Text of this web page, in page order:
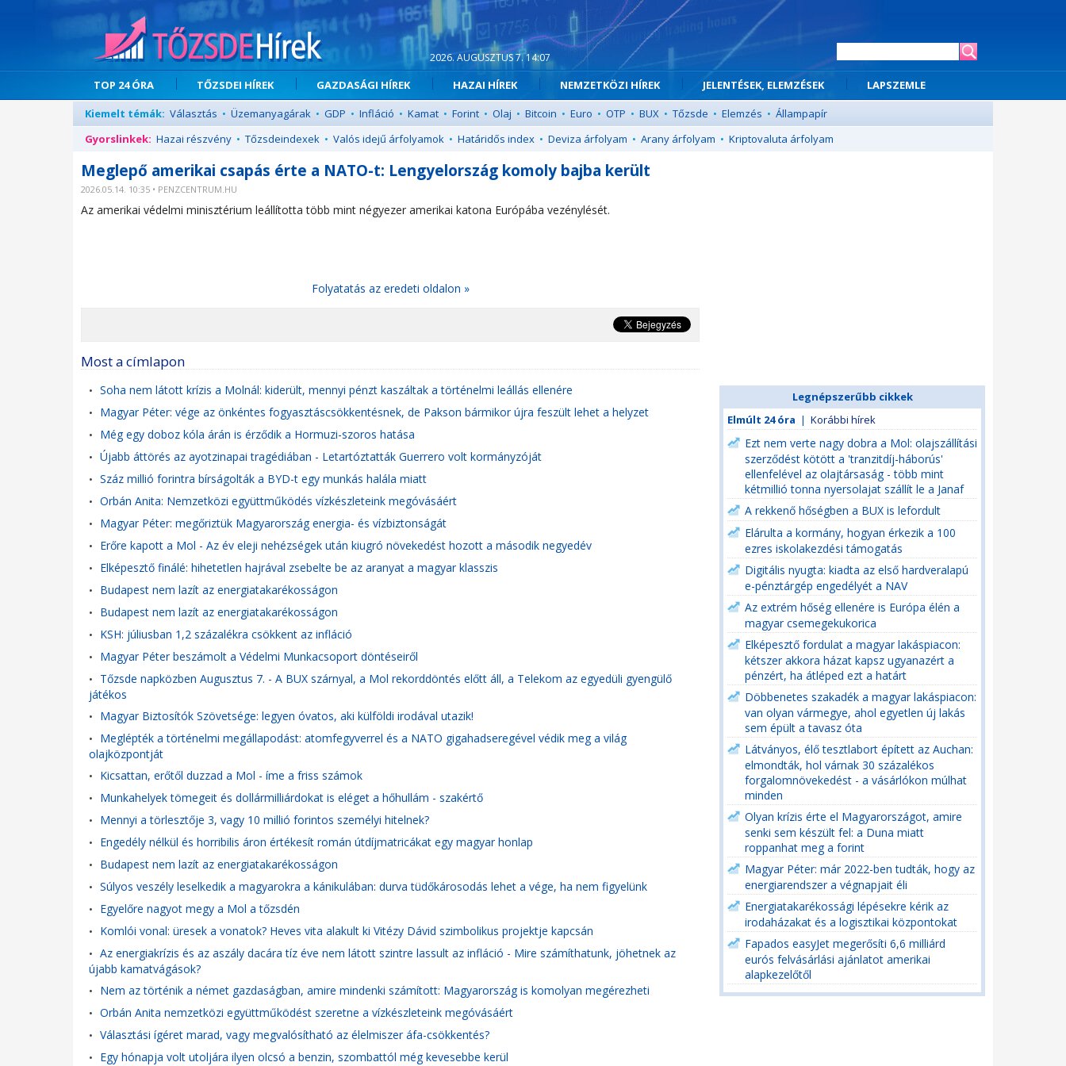
2026. AUGUSZTUS 7. 14:07
TOP 24 ÓRA TŐZSDEI HÍREK GAZDASÁGI HÍREK HAZAI HÍREK NEMZETKÖZI HÍREK JELENTÉSEK, ELEMZÉSEK
LAPSZEMLE
Kiemelt témák: Választás • Üzemanyagárak • GDP • Infláció • Kamat • Forint • Olaj • Bitcoin • Euro • OTP • BUX • Tőzsde • Elemzés • Állampapír
Gyorslinkek: Hazai részvény • Tőzsdeindexek • Valós idejű árfolyamok • Határidős index • Deviza árfolyam • Arany árfolyam • Kriptovaluta árfolyam
Meglepő amerikai csapás érte a NATO-t: Lengyelország komoly bajba került
2026.05.14. 10:35 • PENZCENTRUM.HU
Az amerikai védelmi minisztérium leállította több mint négyezer amerikai katona Európába vezénylését.
Folyatatás az eredeti oldalon »
Most a címlapon
• Soha nem látott krízis a Molnál: kiderült, mennyi pénzt kaszáltak a történelmi leállás ellenére
• Magyar Péter: vége az önkéntes fogyasztáscsökkentésnek, de Pakson bármikor újra feszült lehet a helyzet
• Még egy doboz kóla árán is érződik a Hormuzi-szoros hatása
• Újabb áttörés az ayotzinapai tragédiában - Letartóztatták Guerrero volt kormányzóját
• Száz millió forintra bírságolták a BYD-t egy munkás halála miatt
• Orbán Anita: Nemzetközi együttműködés vízkészleteink megóvásáért
• Magyar Péter: megőriztük Magyarország energia- és vízbiztonságát
• Erőre kapott a Mol - Az év eleji nehézségek után kiugró növekedést hozott a második negyedév
• Elképesztő finálé: hihetetlen hajrával zsebelte be az aranyat a magyar klasszis
• Budapest nem lazít az energiatakarékosságon
• Budapest nem lazít az energiatakarékosságon
• KSH: júliusban 1,2 százalékra csökkent az infláció
• Magyar Péter beszámolt a Védelmi Munkacsoport döntéseiről
• Tőzsde napközben Augusztus 7. - A BUX szárnyal, a Mol rekorddöntés előtt áll, a Telekom az egyedüli gyengülő
játékos
• Magyar Biztosítók Szövetsége: legyen óvatos, aki külföldi irodával utazik!
• Meglépték a történelmi megállapodást: atomfegyverrel és a NATO gigahadseregével védik meg a világ
olajközpontját
• Kicsattan, erőtől duzzad a Mol - íme a friss számok
• Munkahelyek tömegeit és dollármilliárdokat is eléget a hőhullám - szakértő
• Mennyi a törlesztője 3, vagy 10 millió forintos személyi hitelnek?
• Engedély nélkül és horribilis áron értékesít román útdíjmatricákat egy magyar honlap
• Budapest nem lazít az energiatakarékosságon
• Súlyos veszély leselkedik a magyarokra a kánikulában: durva tüdőkárosodás lehet a vége, ha nem figyelünk
• Egyelőre nagyot megy a Mol a tőzsdén
• Komlói vonal: üresek a vonatok? Heves vita alakult ki Vitézy Dávid szimbolikus projektje kapcsán
• Az energiakrízis és az aszály dacára tíz éve nem látott szintre lassult az infláció - Mire számíthatunk, jöhetnek az
újabb kamatvágások?
• Nem az történik a német gazdaságban, amire mindenki számított: Magyarország is komolyan megérezheti
• Orbán Anita nemzetközi együttműködést szeretne a vízkészleteink megóvásáért
• Választási ígéret marad, vagy megvalósítható az élelmiszer áfa-csökkentés?
• Egy hónapja volt utoljára ilyen olcsó a benzin, szombattól még kevesebbe kerül
Legnépszerűbb cikkek
Elmúlt 24 óra | Korábbi hírek
Ezt nem verte nagy dobra a Mol: olajszállítási
szerződést kötött a 'tranzitdíj-háborús'
ellenfelével az olajtársaság - több mint
kétmillió tonna nyersolajat szállít le a Janaf
A rekkenő hőségben a BUX is lefordult
Elárulta a kormány, hogyan érkezik a 100
ezres iskolakezdési támogatás
Digitális nyugta: kiadta az első hardveralapú
e-pénztárgép engedélyét a NAV
Az extrém hőség ellenére is Európa élén a
magyar csemegekukorica
Elképesztő fordulat a magyar lakáspiacon:
kétszer akkora házat kapsz ugyanazért a
pénzért, ha átléped ezt a határt
Döbbenetes szakadék a magyar lakáspiacon:
van olyan vármegye, ahol egyetlen új lakás
sem épült a tavasz óta
Látványos, élő tesztlabort épített az Auchan:
elmondták, hol várnak 30 százalékos
forgalomnövekedést - a vásárlókon múlhat
minden
Olyan krízis érte el Magyarországot, amire
senki sem készült fel: a Duna miatt
roppanhat meg a forint
Magyar Péter: már 2022-ben tudták, hogy az
energiarendszer a végnapjait éli
Energiatakarékossági lépésekre kérik az
irodaházakat és a logisztikai központokat
Fapados easyJet megerősíti 6,6 milliárd
eurós felvásárlási ajánlatot amerikai
alapkezelőtől